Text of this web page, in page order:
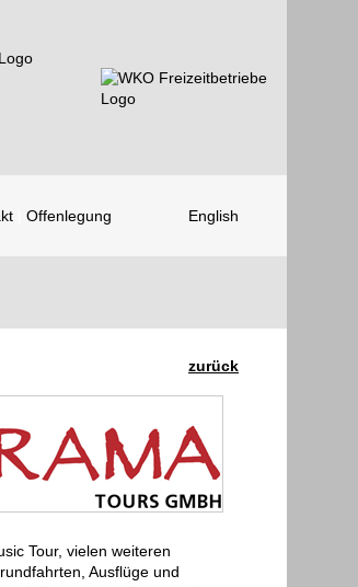
Offenlegung English
zurück
Tour, vielen weiteren
Ausflüge und